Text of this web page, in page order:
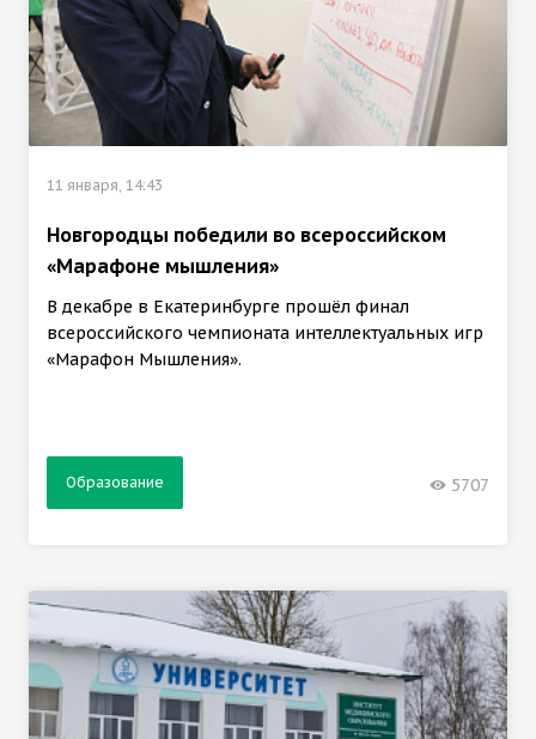
11 января, 14:43
Новгородцы победили во всероссийском
«Марафоне мышления»
В декабре в Екатеринбурге прошёл финал
всероссийского чемпионата интеллектуальных игр
«Марафон Мышления».
Образование 5707